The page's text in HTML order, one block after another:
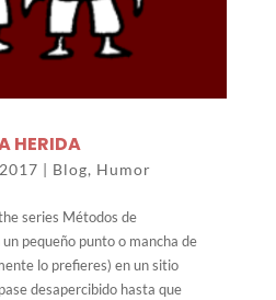
HERIDA
| Blog, Humor
series Métodos de
pequeño punto o mancha de
lo prefieres) en un sitio
desapercibido hasta que